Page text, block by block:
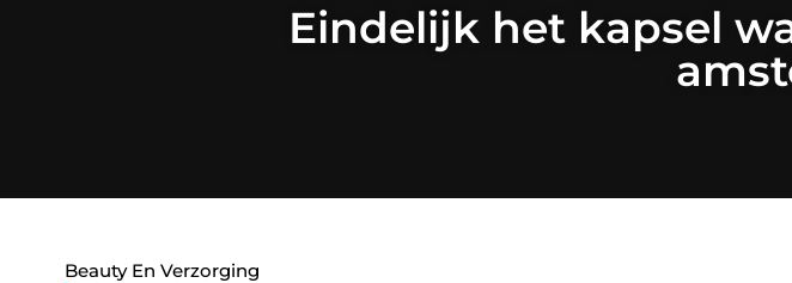
Eindelijk het kapsel
Beauty En Verzorging